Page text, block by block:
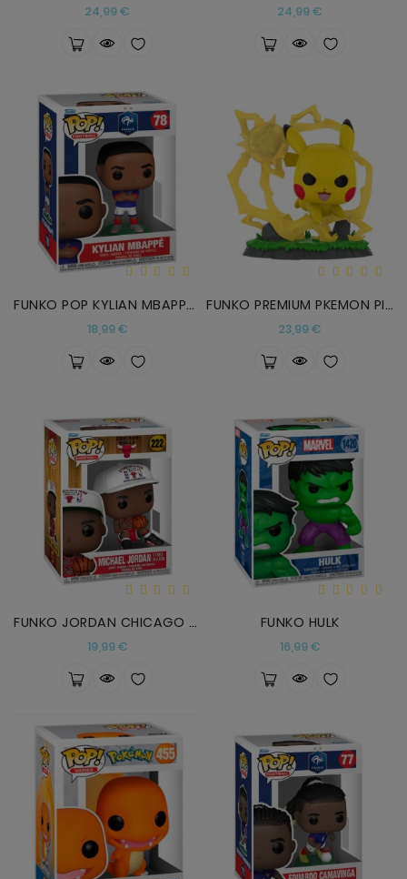
24,99 € 24,99 €
FUNKO POP KYLIAN MBAPPE SELECCION FRANCESA
18,99 €Precio
FUNKO PREMIUM PKEMON PIKACHU
23,99 €
FUNKO JORDAN CHICAGO BULLS
19,99 €Precio
FUNKO HULK
16,99 €Precio